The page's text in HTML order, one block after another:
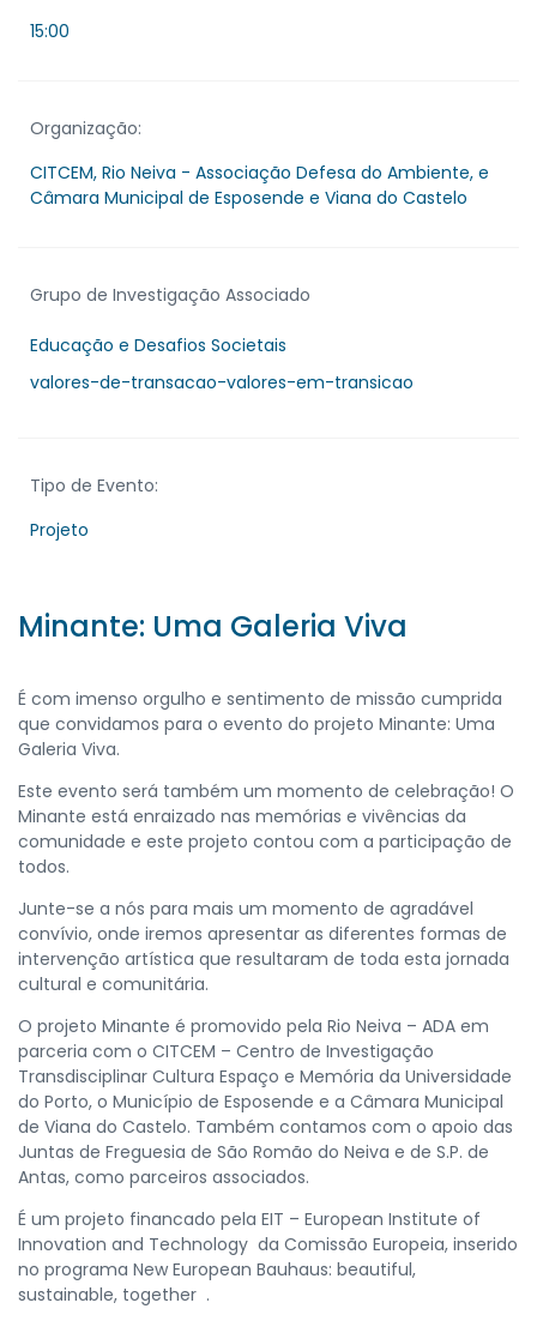
15:00
Organização:
CITCEM, Rio Neiva - Associação Defesa do Ambiente, e
Câmara Municipal de Esposende e Viana do Castelo
Grupo de Investigação Associado
Educação e Desafios Societais
valores-de-transacao-valores-em-transicao
Tipo de Evento:
Projeto
Minante: Uma Galeria Viva
É com imenso orgulho e sentimento de missão cumprida
que convidamos para o evento do projeto Minante: Uma
Galeria Viva.
Este evento será também um momento de celebração! O
Minante está enraizado nas memórias e vivências da
comunidade e este projeto contou com a participação de
todos.
Junte-se a nós para mais um momento de agradável
convívio, onde iremos apresentar as diferentes formas de
intervenção artística que resultaram de toda esta jornada
cultural e comunitária.
O projeto Minante é promovido pela Rio Neiva – ADA em
parceria com o CITCEM – Centro de Investigação
Transdisciplinar Cultura Espaço e Memória da Universidade
do Porto, o Município de Esposende e a Câmara Municipal
de Viana do Castelo. Também contamos com o apoio das
Juntas de Freguesia de São Romão do Neiva e de S.P. de
Antas, como parceiros associados.
É um projeto financado pela EIT – European Institute of
Innovation and Technology da Comissão Europeia, inserido
no programa New European Bauhaus: beautiful,
sustainable, together .